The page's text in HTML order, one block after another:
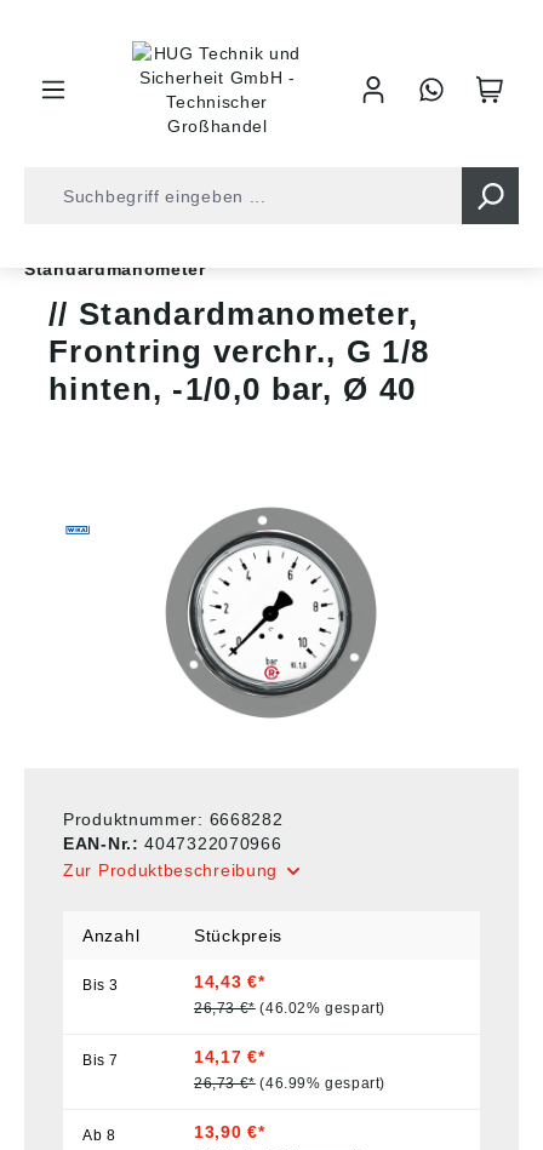
Standardmanometer
Standardmanometer,
Frontring verchr., G 1/8
hinten, -1/0,0 bar, Ø 40
Produktnummer: 6668282
EAN-Nr.:4047322070966
Zur Produktbeschreibung
Anzahl Stückpreis
Bis3 14,43 €*
26,73 €* (46.02% gespart)
Bis7 14,17 €*
26,73 €* (46.99% gespart)
Ab 8 13,90 €*